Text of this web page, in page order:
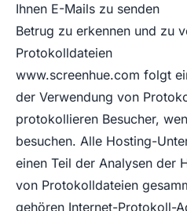
Ihnen E-Mails zu senden
Betrug zu erkennen und zu
Protokolldateien
www.screenhue.com folgt
der Verwendung von
protokollieren Besucher,
besuchen. Alle Hosting-
einen Teil der Analysen der
von Protokolldateien
gehören Internet-Protokoll-